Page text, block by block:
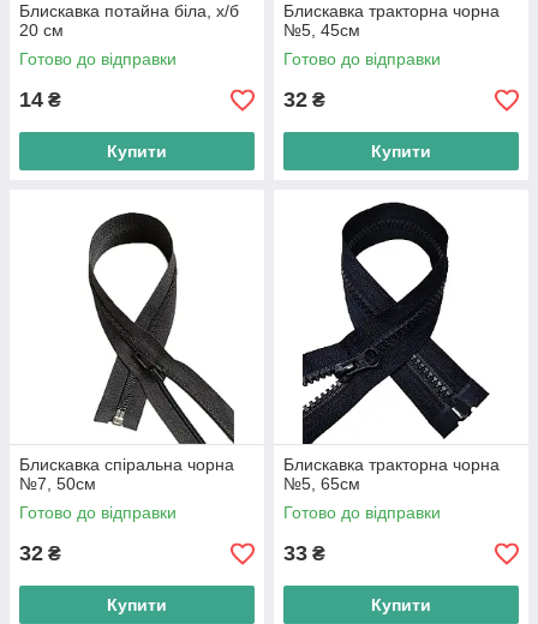
Блискавка потайна біла, х/б
20 см
Готово до відправки
14 ₴
Купити
Блискавка тракторна чорна
№5, 45см
Готово до відправки
32 ₴
Купити
Блискавка спіральна чорна
№7, 50см
Готово до відправки
32 ₴
Купити
Блискавка тракторна чорна
№5, 65см
Готово до відправки
33 ₴
Купити